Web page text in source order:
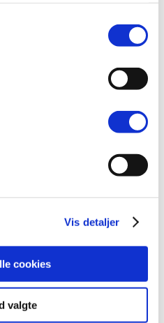
Vis detaljer
cookies
valgte
at samarbejde
stilling i en virksomhed i
attraktive
Derudover
i hverdagen,
og flere årlige
fastsættes efter
ansøgning samt dit CV